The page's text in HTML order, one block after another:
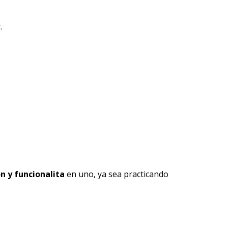
y funcionalita en uno, ya sea practicando